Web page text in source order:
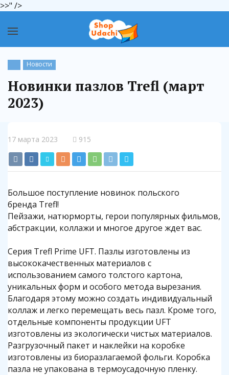
>>" />
Новости
Новинки пазлов Trefl (март
2023)
17 марта 2023 915
Большое поступление новинок польского
бренда Trefl!
Пейзажи, натюрморты, герои популярных фильмов,
абстракции, коллажи и многое другое ждет вас.
Серия Trefl Prime UFT. Пазлы изготовлены из
высококачественных материалов с
использованием самого толстого картона,
уникальных форм и особого метода вырезания.
Благодаря этому можно создать индивидуальный
коллаж и легко перемещать весь пазл. Кроме того,
отдельные компоненты продукции UFT
изготовлены из экологически чистых материалов.
Разгрузочный пакет и наклейки на коробке
изготовлены из биоразлагаемой фольги. Коробка
пазла не упакована в термоусадочную пленку.